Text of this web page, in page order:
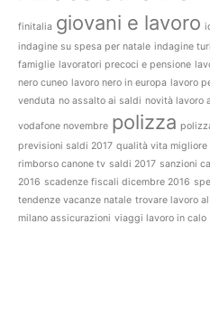
finitalia giovani e lavoro
indagine su spesa per natale indagine
famiglie lavoratori precoci e pensione
nero cuneo lavoro nero in europa lavoro
venduta no assalto ai saldi novità lavoro
vodafone novembre polizza
previsioni saldi 2017 qualità vita migliore
rimborso canone tv saldi 2017 sanzioni
2016 scadenze fiscali dicembre 2016
tendenze vacanze natale trovare lavoro
milano assicurazioni viaggi lavoro in calo